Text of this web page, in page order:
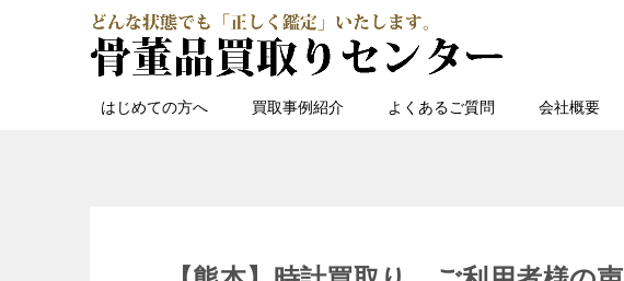
はじめての方へ 買取事例紹介 よくあるご質問 会社概要